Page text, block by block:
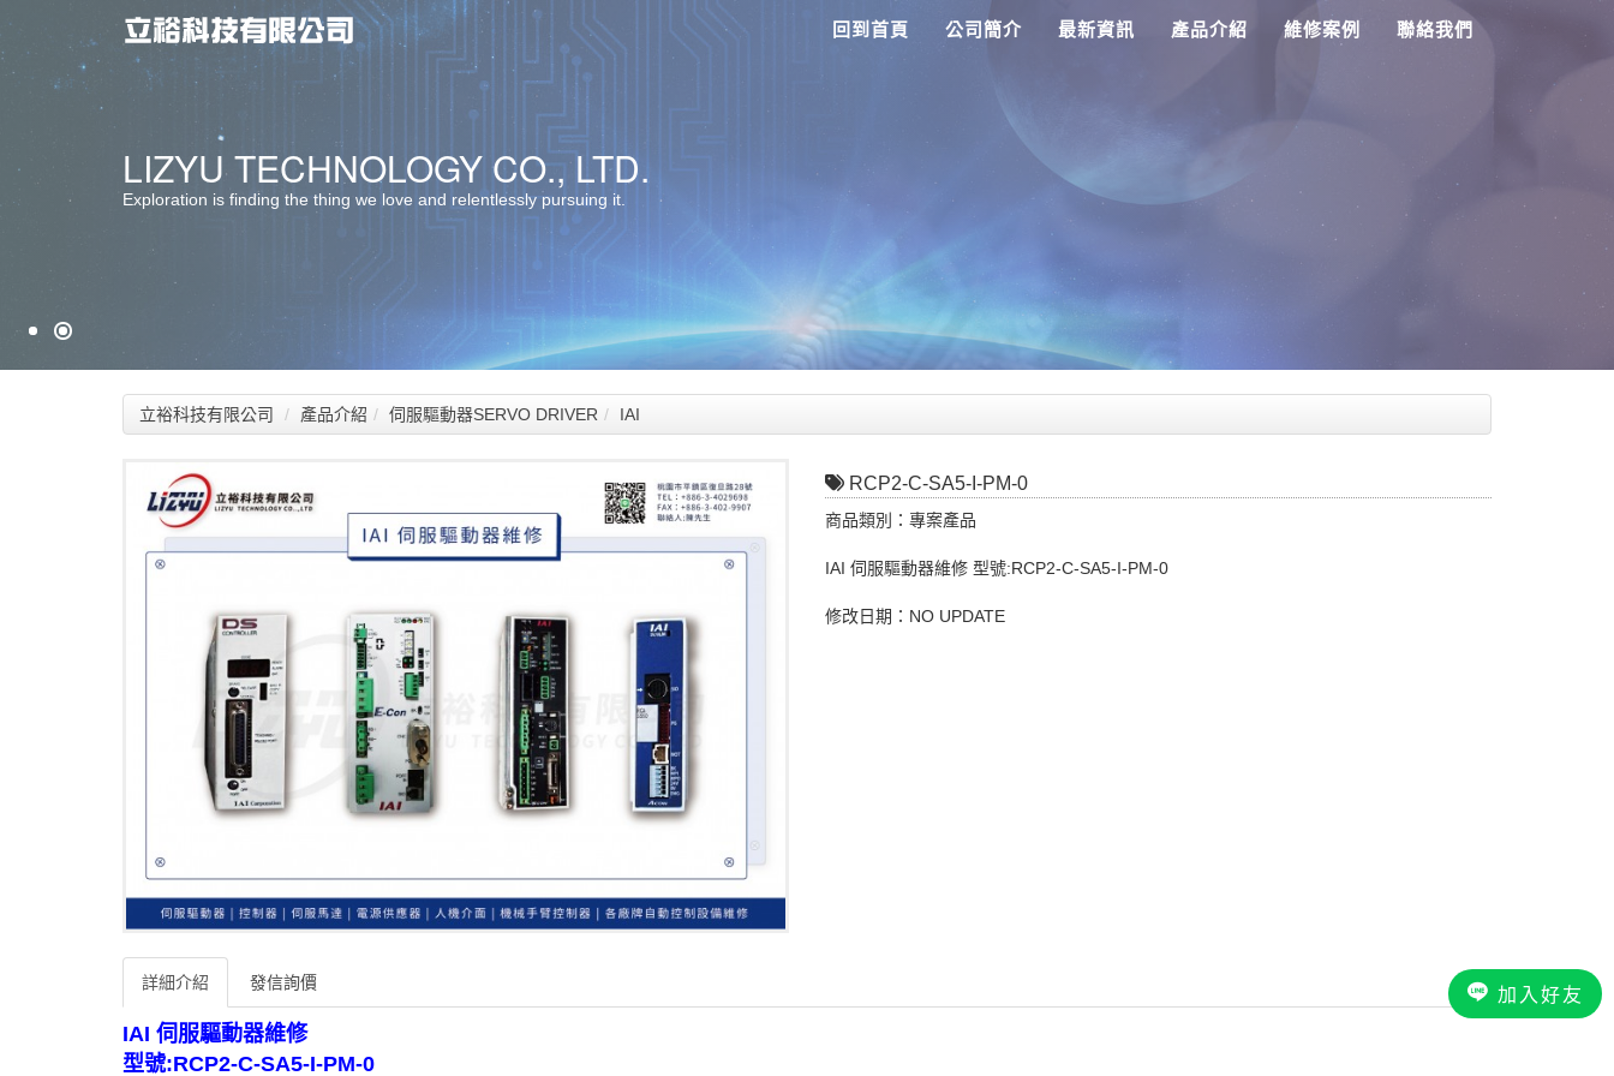
加入好友
最佳服務 ‧ 最佳選擇
堅持品質 ‧ 卓越創新
LIZYU TECHNOLOGY CO., LTD.
Exploration is finding the thing we love and relentlessly pursuing it.
回到首頁 公司簡介 最新資訊 產品介紹 維修案例 聯絡我們
立裕科技有限公司 產品介紹 伺服驅動器SERVO DRIVER IAI
RCP2-C-SA5-I-PM-0
商品類別：專案產品
IAI 伺服驅動器維修 型號:RCP2-C-SA5-I-PM-0
修改日期：NO UPDATE
詳細介紹 發信詢價
IAI 伺服驅動器維修
型號:RCP2-C-SA5-I-PM-0